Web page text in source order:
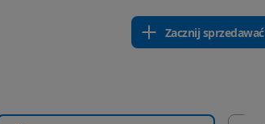
Zacznij sprzedawać